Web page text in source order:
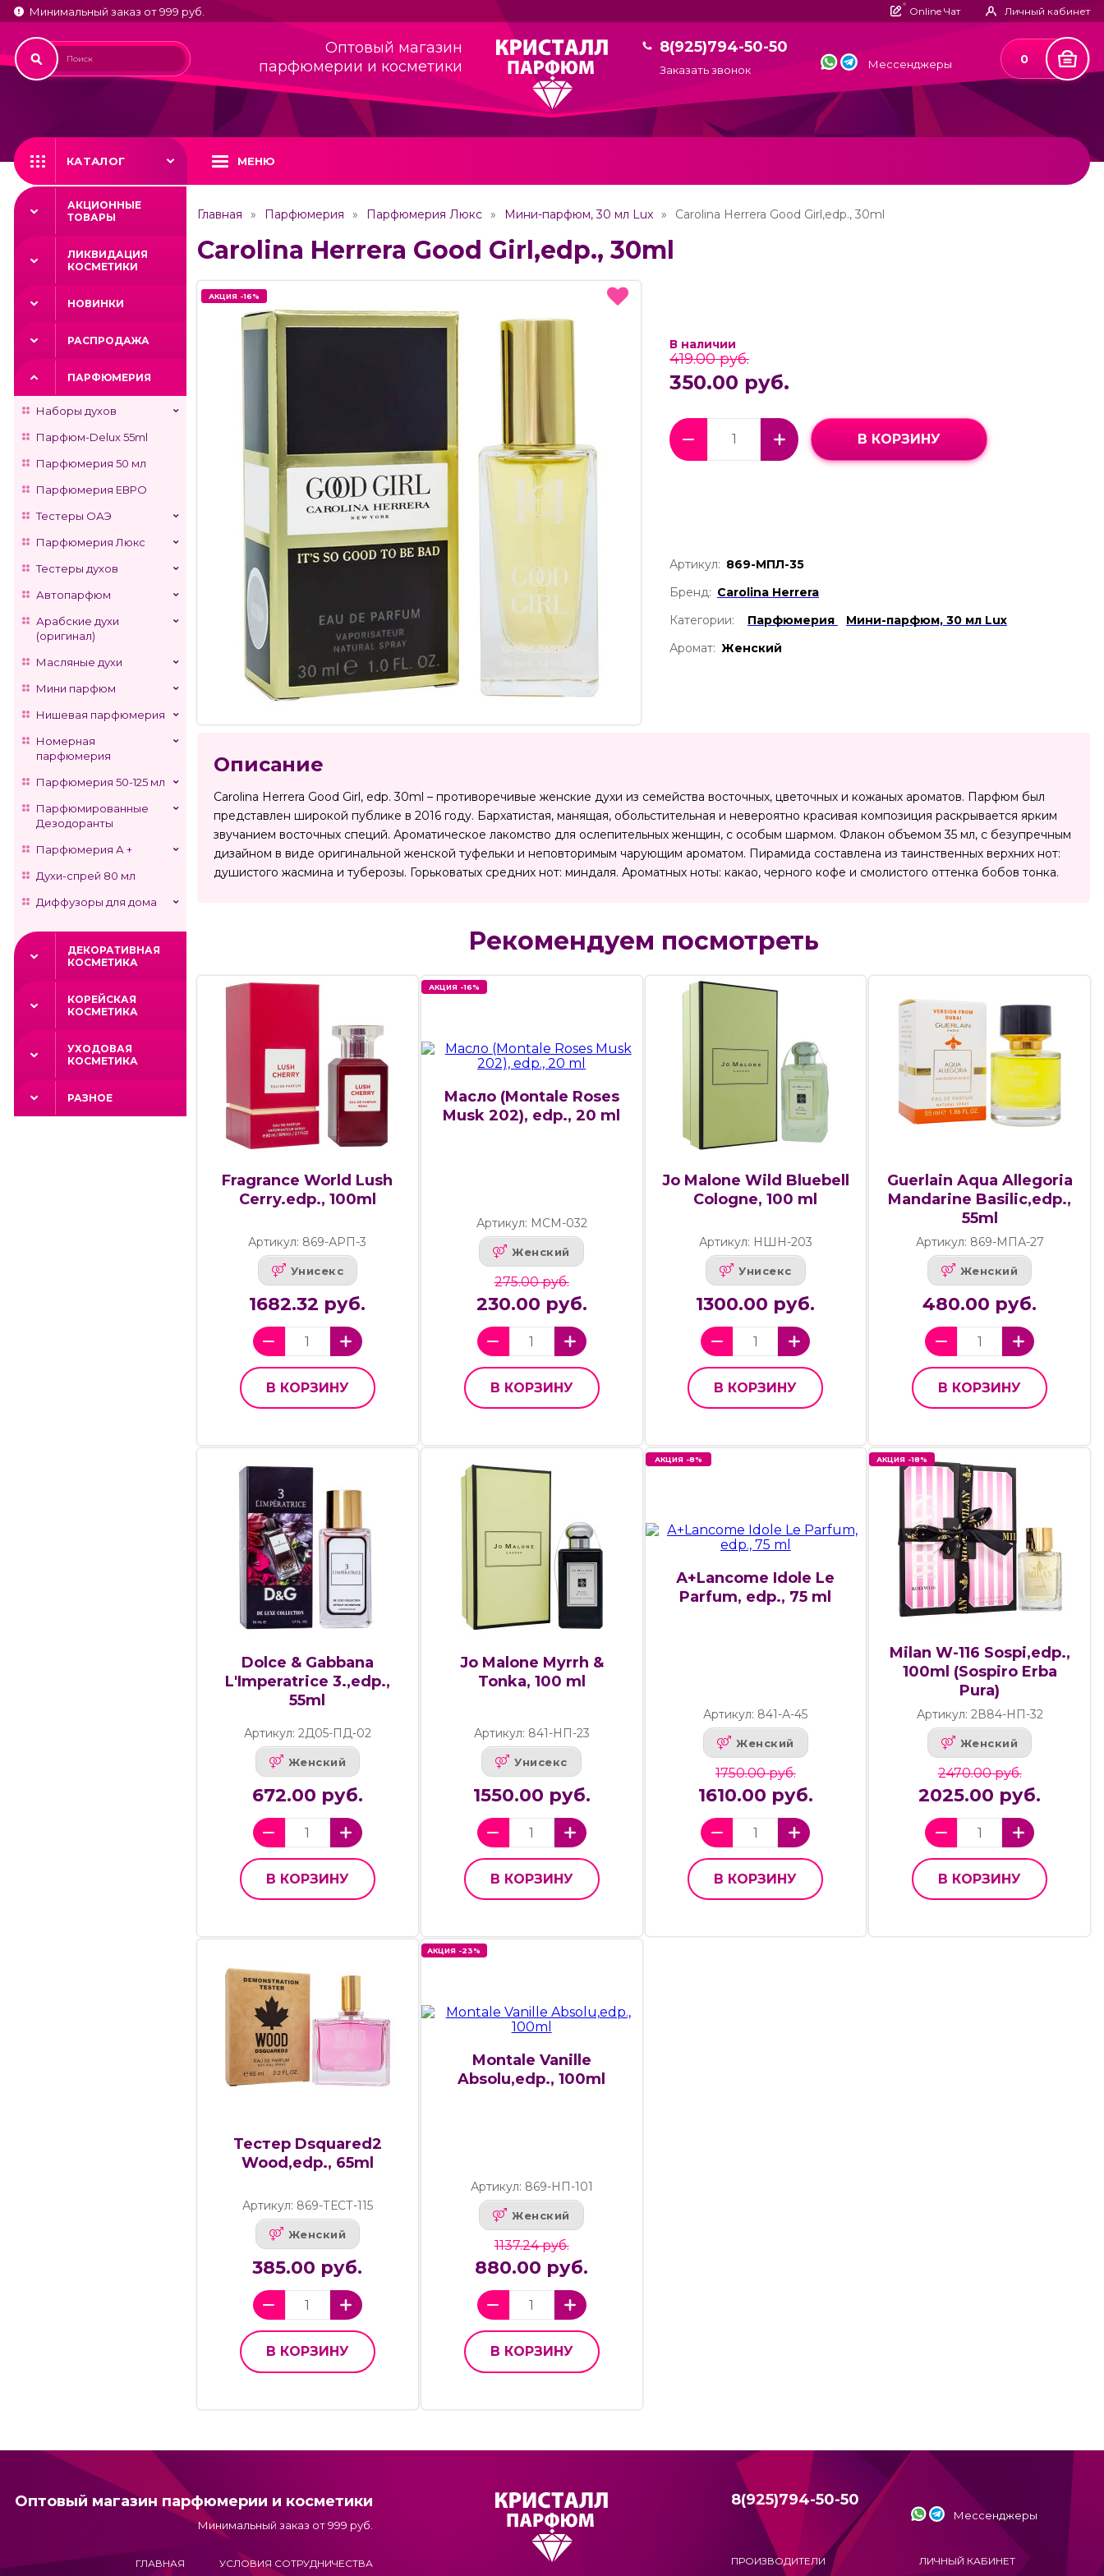
Минимальный заказ от 999 руб. Online Чат Личный кабинет
Оптовый магазин
парфюмерии и косметики
8(925)794-50-50
Заказать звонок Мессенджеры 0
КАТАЛОГ МЕНЮ
АКЦИОННЫЕ
ТОВАРЫ
ЛИКВИДАЦИЯ
КОСМЕТИКИ
НОВИНКИ
РАСПРОДАЖА
ПАРФЮМЕРИЯ
Наборы духов
Парфюм-Delux 55ml
Парфюмерия 50 мл
Парфюмерия ЕВРО
Тестеры ОАЭ
Парфюмерия Люкс
Тестеры духов
Автопарфюм
Арабские духи
(оригинал)
Масляные духи
Мини парфюм
Нишевая парфюмерия
Номерная
парфюмерия
Парфюмерия 50-125 мл
Парфюмированные
Дезодоранты
Парфюмерия А +
Духи-спрей 80 мл
Диффузоры для дома
ДЕКОРАТИВНАЯ
КОСМЕТИКА
КОРЕЙСКАЯ
КОСМЕТИКА
УХОДОВАЯ
КОСМЕТИКА
РАЗНОЕ
Главная Парфюмерия Парфюмерия Люкс Мини-парфюм, 30 мл Lux Carolina Herrera Good Girl,edp., 30ml
Carolina Herrera Good Girl,edp., 30ml
АКЦИЯ -16%
АКЦИЯ -16%
В наличии
419.00 руб.
350.00 руб.
В КОРЗИНУ
Артикул: 869-МПЛ-35
Бренд: Carolina Herrera
Категории:
Парфюмерия
Мини-парфюм, 30 мл Lux
Аромат: Женский
Описание
Carolina Herrera Good Girl, edp. 30ml – противоречивые женские духи из семейства восточных, цветочных и кожаных ароматов. Парфюм был
представлен широкой публике в 2016 году. Бархатистая, манящая, обольстительная и невероятно красивая композиция раскрывается ярким
звучанием восточных специй. Ароматическое лакомство для ослепительных женщин, с особым шармом. Флакон объемом 35 мл, с безупречным
дизайном в виде оригинальной женской туфельки и неповторимым чарующим ароматом. Пирамида составлена из таинственных верхних нот:
душистого жасмина и туберозы. Горьковатых средних нот: миндаля. Ароматных ноты: какао, черного кофе и смолистого оттенка бобов тонка.
Рекомендуем посмотреть
Fragrance World Lush
Cerry.edp., 100ml
Артикул: 869-АРП-3
Унисекс
1682.32 руб.
В КОРЗИНУ
АКЦИЯ -16%
Масло (Montale Roses
Musk 202), edp., 20 ml
Артикул: МСМ-032
Женский
275.00 руб.
230.00 руб.
В КОРЗИНУ
Jo Malone Wild Bluebell
Cologne, 100 ml
Артикул: НШН-203
Унисекс
1300.00 руб.
В КОРЗИНУ
Guerlain Aqua Allegoria
Mandarine Basilic,edp.,
55ml
Артикул: 869-МПА-27
Женский
480.00 руб.
В КОРЗИНУ
Dolce & Gabbana
L'Imperatrice 3.,edp.,
55ml
Артикул: 2Д05-ПД-02
Женский
672.00 руб.
В КОРЗИНУ
Jo Malone Myrrh &
Tonka, 100 ml
Артикул: 841-НП-23
Унисекс
1550.00 руб.
В КОРЗИНУ
АКЦИЯ -8%
А+Lancome Idole Le
Parfum, edp., 75 ml
Артикул: 841-А-45
Женский
1750.00 руб.
1610.00 руб.
В КОРЗИНУ
АКЦИЯ -18%
Milan W-116 Sospi,edp.,
100ml (Sospiro Erba
Pura)
Артикул: 2В84-НП-32
Женский
2470.00 руб.
2025.00 руб.
В КОРЗИНУ
Тестер Dsquared2
Wood,edp., 65ml
Артикул: 869-ТЕСТ-115
Женский
385.00 руб.
В КОРЗИНУ
АКЦИЯ -23%
Montale Vanille
Absolu,edp., 100ml
Артикул: 869-НП-101
Женский
1137.24 руб.
880.00 руб.
В КОРЗИНУ
Оптовый магазин парфюмерии и косметики
Минимальный заказ от 999 руб.
ГЛАВНАЯ УСЛОВИЯ СОТРУДНИЧЕСТВА
8(925)794-50-50
Мессенджеры
ПРОИЗВОДИТЕЛИ ЛИЧНЫЙ КАБИНЕТ